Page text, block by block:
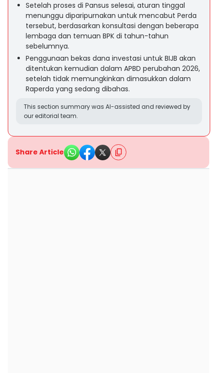
Setelah proses di Pansus selesai, aturan tinggal
menunggu diparipurnakan untuk mencabut Perda
tersebut, berdasarkan konsultasi dengan beberapa
lembaga dan temuan BPK di tahun-tahun
sebelumnya.
Penggunaan bekas dana investasi untuk BIJB akan
ditentukan kemudian dalam APBD perubahan 2026,
setelah tidak memungkinkan dimasukkan dalam
Raperda yang sedang dibahas.
This section summary was AI-assisted and reviewed by
our editorial team.
Share Article